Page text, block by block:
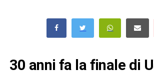
30 anni fa la finale di